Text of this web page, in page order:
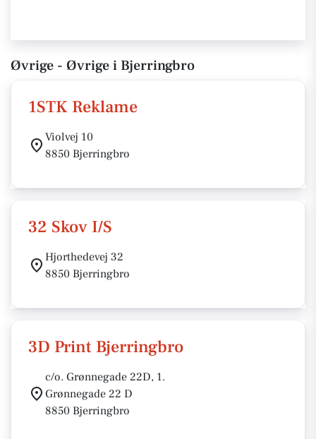
Øvrige - Øvrige i Bjerringbro
1STK Reklame
Violvej 10
8850 Bjerringbro
32 Skov I/S
Hjorthedevej 32
8850 Bjerringbro
3D Print Bjerringbro
c/o. Grønnegade 22D, 1.
Grønnegade 22 D
8850 Bjerringbro